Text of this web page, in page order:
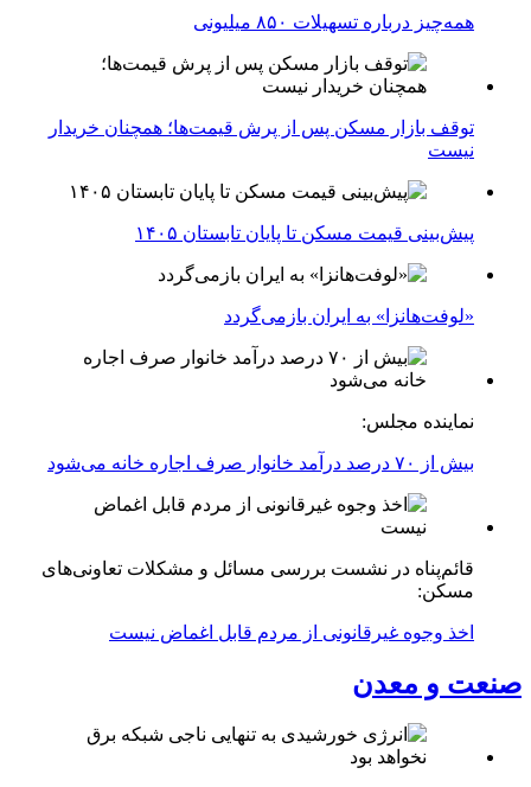
همه‌چیز درباره تسهیلات ۸۵۰ میلیونی
توقف بازار مسکن پس از پرش قیمت‌ها؛ همچنان خریدار
نیست
پیش‌بینی قیمت مسکن تا پایان تابستان ۱۴۰۵
«لوفت‌هانزا» به ایران بازمی‌گردد
نماینده مجلس:
بیش از ۷۰ درصد درآمد خانوار صرف اجاره خانه می‌شود
قائم‌پناه در نشست بررسی مسائل و مشکلات تعاونی‌های
مسکن:
اخذ وجوه غیرقانونی از مردم قابل اغماض نیست
صنعت و معدن